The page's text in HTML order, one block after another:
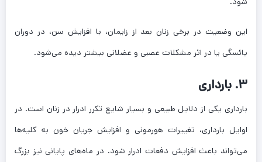
این وضعیت در برخی زنان بعد از زایمان، با افزایش سن، در دوران
یائسگی یا در اثر مشکلات عصبی و عضلانی بیشتر دیده می‌شود.
۳. بارداری
بارداری یکی از دلایل طبیعی و بسیار شایع تکرر ادرار در زنان است. در
اوایل بارداری، تغییرات هورمونی و افزایش جریان خون به کلیه‌ها
می‌تواند باعث افزایش دفعات ادرار شود. در ماه‌های پایانی نیز بزرگ